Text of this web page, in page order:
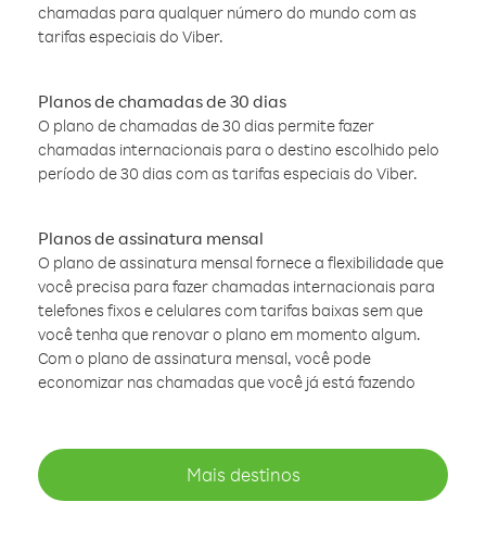
chamadas para qualquer número do mundo com as
tarifas especiais do Viber.
Planos de chamadas de 30 dias
O plano de chamadas de 30 dias permite fazer
chamadas internacionais para o destino escolhido pelo
período de 30 dias com as tarifas especiais do Viber.
Planos de assinatura mensal
O plano de assinatura mensal fornece a flexibilidade que
você precisa para fazer chamadas internacionais para
telefones fixos e celulares com tarifas baixas sem que
você tenha que renovar o plano em momento algum.
Com o plano de assinatura mensal, você pode
economizar nas chamadas que você já está fazendo
Mais destinos